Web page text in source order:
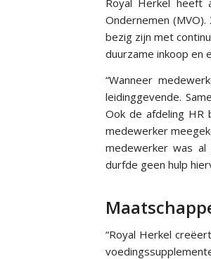
Royal Herkel heeft
Ondernemen
bezig zijn met
duurzame inkoop en
“Wanneer
leidinggevende.
Ook de afdeling HR
medewerker
medewerker was
durfde geen hulp
“Royal Herkel